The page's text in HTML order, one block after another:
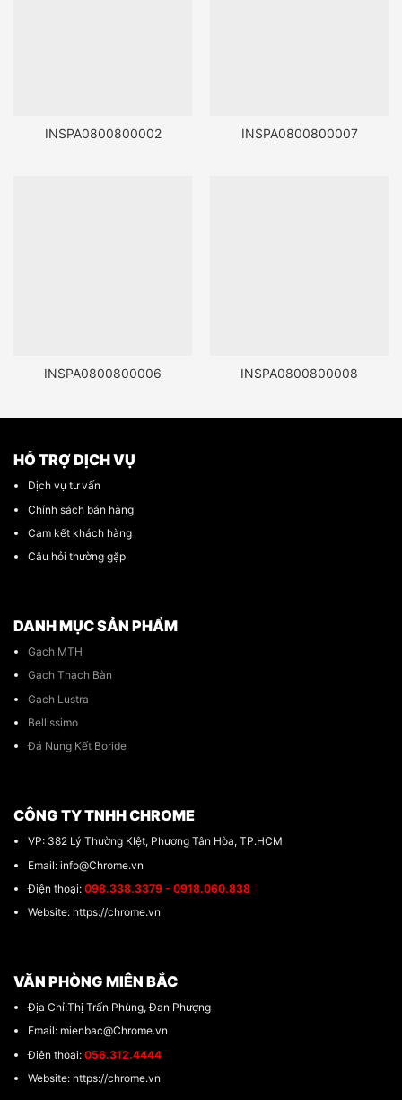
INSPA0800800002 INSPA0800800007
INSPA0800800006 INSPA0800800008
HỖ TRỢ DỊCH VỤ
Dịch vụ tư vấn
Chính sách bán hàng
Cam kết khách hàng
Câu hỏi thường gặp
DANH MỤC SẢN PHẨM
Gạch MTH
Gạch Thạch Bàn
Gạch Lustra
Bellissimo
Đá Nung Kết Boride
CÔNG TY TNHH CHROME
VP: 382 Lý Thường KIệt, Phương Tân Hòa, TP.HCM
Email: info@Chrome.vn
Điện thoại: 098.338.3379 - 0918.060.838
Website: https://chrome.vn
VĂN PHÒNG MIÊN BẮC
Địa Chỉ:Thị Trấn Phùng, Đan Phượng
Email: mienbac@Chrome.vn
Điện thoại: 056.312.4444
Website: https://chrome.vn